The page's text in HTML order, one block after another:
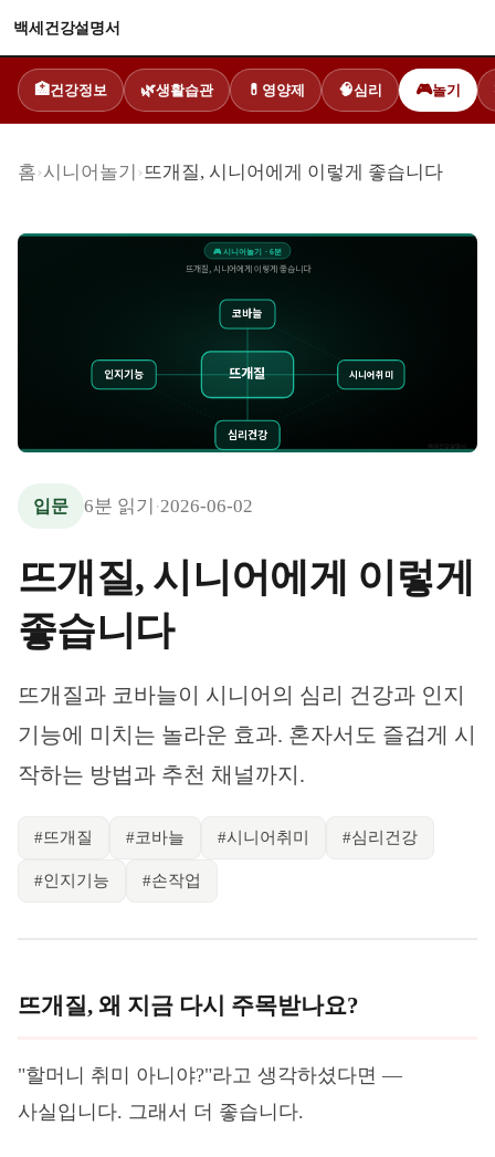
백세건강설명서
🏥 건강정보 🌿생활습관 💊 영양제 🧠심리 🎮놀기
홈›시니어놀기 ›뜨개질, 시니어에게 이렇게 좋습니다
🎮 시니어놀기 · 6분
뜨개질, 시니어에게 이렇게 좋습니다
코바늘
시니어취미
심리건강
인지기능 뜨개질
백세건강설명서
입문 6분 읽기 ·2026-06-02
뜨개질, 시니어에게 이렇게
좋습니다
뜨개질과 코바늘이 시니어의 심리 건강과 인지
기능에 미치는 놀라운 효과. 혼자서도 즐겁게 시
작하는 방법과 추천 채널까지.
#뜨개질 #코바늘 #시니어취미 #심리건강
#인지기능 #손작업
뜨개질, 왜 지금 다시 주목받나요?
"할머니 취미 아니야?"라고 생각하셨다면 —
사실입니다. 그래서 더 좋습니다.